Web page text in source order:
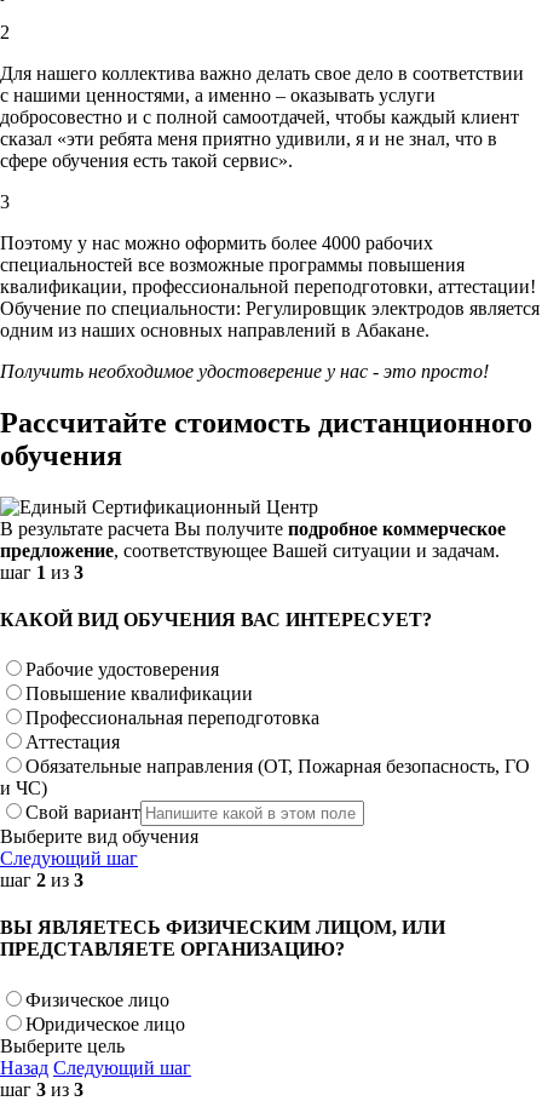
2
Для нашего коллектива важно делать свое дело в соответствии
с нашими ценностями, а именно – оказывать услуги
добросовестно и с полной самоотдачей, чтобы каждый клиент
сказал «эти ребята меня приятно удивили, я и не знал, что в
сфере обучения есть такой сервис».
3
Поэтому у нас можно оформить более 4000 рабочих
специальностей все возможные программы повышения
квалификации, профессиональной переподготовки, аттестации!
Обучение по специальности: Регулировщик электродов является
одним из наших основных направлений в Абакане.
Получить необходимое удостоверение у нас - это просто!
Рассчитайте стоимость дистанционного
обучения
В результате расчета Вы получите подробное коммерческое
предложение, соответствующее Вашей ситуации и задачам.
шаг 1 из 3
КАКОЙ ВИД ОБУЧЕНИЯ ВАС ИНТЕРЕСУЕТ?
Рабочие удостоверения
Повышение квалификации
Профессиональная переподготовка
Аттестация
Обязательные направления (ОТ, Пожарная безопасность, ГО
и ЧС)
Свой вариант
Выберите вид обучения
Следующий шаг
шаг 2 из 3
ВЫ ЯВЛЯЕТЕСЬ ФИЗИЧЕСКИМ ЛИЦОМ, ИЛИ
ПРЕДСТАВЛЯЕТЕ ОРГАНИЗАЦИЮ?
Физическое лицо
Юридическое лицо
Выберите цель
Назад Следующий шаг
шаг 3 из 3